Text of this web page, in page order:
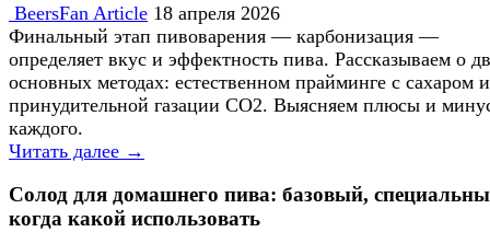
BeersFan Article 18 апреля 2026
Финальный этап пивоварения — карбонизация —
определяет вкус и эффектность пива. Рассказываем о
основных методах: естественном прайминге с сахаром и
принудительной газации CO2. Выясняем плюсы и
каждого.
Читать далее →
Солод для домашнего пива: базовый,
когда какой использовать